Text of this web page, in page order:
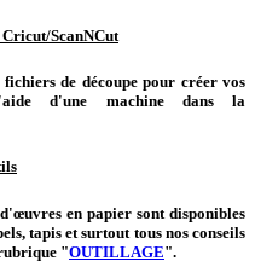
Cricut/ScanNCut
de découpe pour créer vos
d'une machine dans la
en papier sont disponibles
tapis et surtout tous nos conseils
"OUTILLAGE".